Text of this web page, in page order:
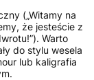
(„Witamy na
że jesteście z
Warto
do stylu wesela
lub kaligrafia